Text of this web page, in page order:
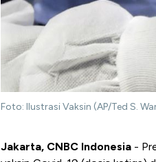
Foto: Ilustrasi Vaksin (AP/Ted S.
Jakarta, CNBC Indonesia -